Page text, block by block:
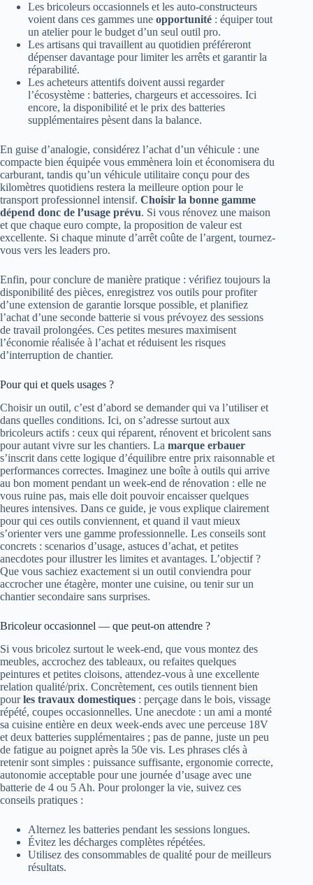
Les bricoleurs occasionnels et les auto-constructeurs
voient dans ces gammes une opportunité : équiper tout
un atelier pour le budget d’un seul outil pro.
Les artisans qui travaillent au quotidien préféreront
dépenser davantage pour limiter les arrêts et garantir la
réparabilité.
Les acheteurs attentifs doivent aussi regarder
l’écosystème : batteries, chargeurs et accessoires. Ici
encore, la disponibilité et le prix des batteries
supplémentaires pèsent dans la balance.
En guise d’analogie, considérez l’achat d’un véhicule : une
compacte bien équipée vous emmènera loin et économisera du
carburant, tandis qu’un véhicule utilitaire conçu pour des
kilomètres quotidiens restera la meilleure option pour le
transport professionnel intensif. Choisir la bonne gamme
dépend donc de l’usage prévu. Si vous rénovez une maison
et que chaque euro compte, la proposition de valeur est
excellente. Si chaque minute d’arrêt coûte de l’argent, tournez-
vous vers les leaders pro.
Enfin, pour conclure de manière pratique : vérifiez toujours la
disponibilité des pièces, enregistrez vos outils pour profiter
d’une extension de garantie lorsque possible, et planifiez
l’achat d’une seconde batterie si vous prévoyez des sessions
de travail prolongées. Ces petites mesures maximisent
l’économie réalisée à l’achat et réduisent les risques
d’interruption de chantier.
Pour qui et quels usages ?
Choisir un outil, c’est d’abord se demander qui va l’utiliser et
dans quelles conditions. Ici, on s’adresse surtout aux
bricoleurs actifs : ceux qui réparent, rénovent et bricolent sans
pour autant vivre sur les chantiers. La marque erbauer
s’inscrit dans cette logique d’équilibre entre prix raisonnable et
performances correctes. Imaginez une boîte à outils qui arrive
au bon moment pendant un week-end de rénovation : elle ne
vous ruine pas, mais elle doit pouvoir encaisser quelques
heures intensives. Dans ce guide, je vous explique clairement
pour qui ces outils conviennent, et quand il vaut mieux
s’orienter vers une gamme professionnelle. Les conseils sont
concrets : scenarios d’usage, astuces d’achat, et petites
anecdotes pour illustrer les limites et avantages. L’objectif ?
Que vous sachiez exactement si un outil conviendra pour
accrocher une étagère, monter une cuisine, ou tenir sur un
chantier secondaire sans surprises.
Bricoleur occasionnel — que peut-on attendre ?
Si vous bricolez surtout le week-end, que vous montez des
meubles, accrochez des tableaux, ou refaites quelques
peintures et petites cloisons, attendez-vous à une excellente
relation qualité/prix. Concrètement, ces outils tiennent bien
pourles travaux domestiques : perçage dans le bois, vissage
répété, coupes occasionnelles. Une anecdote : un ami a monté
sa cuisine entière en deux week-ends avec une perceuse 18V
et deux batteries supplémentaires ; pas de panne, juste un peu
de fatigue au poignet après la 50e vis. Les phrases clés à
retenir sont simples : puissance suffisante, ergonomie correcte,
autonomie acceptable pour une journée d’usage avec une
batterie de 4 ou 5 Ah. Pour prolonger la vie, suivez ces
conseils pratiques :
Alternez les batteries pendant les sessions longues.
Évitez les décharges complètes répétées.
Utilisez des consommables de qualité pour de meilleurs
résultats.